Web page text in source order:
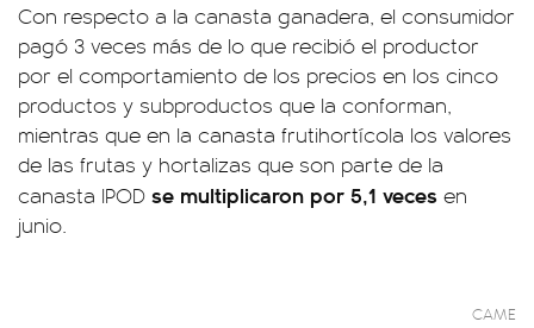
Con respecto a la canasta ganadera, el consumidor
pagó 3 veces más de lo que recibió el productor
por el comportamiento de los precios en los cinco
productos y subproductos que la conforman,
mientras que en la canasta frutihortícola los valores
de las frutas y hortalizas que son parte de la
canasta IPOD se multiplicaron por 5,1 veces en
junio.
CAME